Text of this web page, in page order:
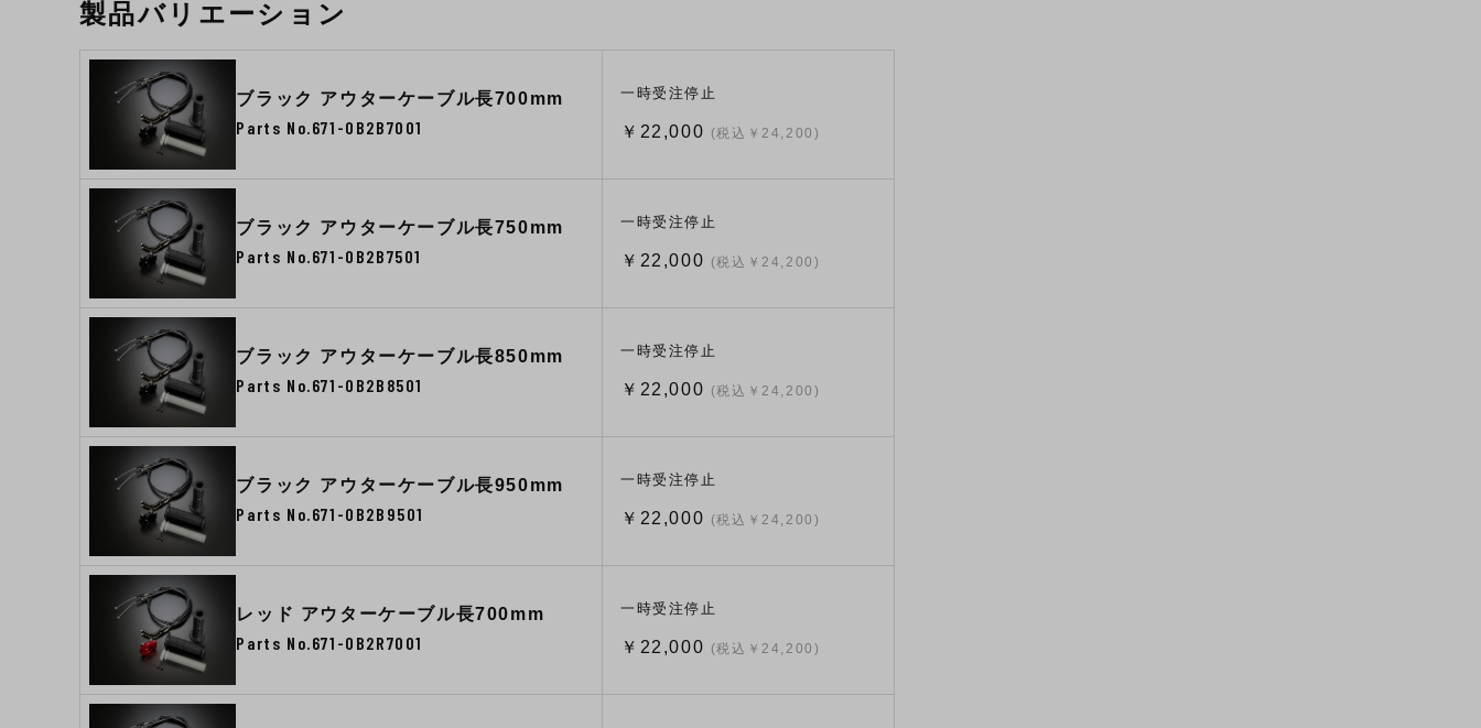
製品バリエーション
ブラック アウターケーブル長700mm
Parts No.671-0B2B7001
一時受注停止
￥22,000 (税込￥24,200)
ブラック アウターケーブル長750mm
Parts No.671-0B2B7501
一時受注停止
￥22,000 (税込￥24,200)
ブラック アウターケーブル長850mm
Parts No.671-0B2B8501
一時受注停止
￥22,000 (税込￥24,200)
ブラック アウターケーブル長950mm
Parts No.671-0B2B9501
一時受注停止
￥22,000 (税込￥24,200)
レッド アウターケーブル長700mm
Parts No.671-0B2R7001
一時受注停止
￥22,000 (税込￥24,200)